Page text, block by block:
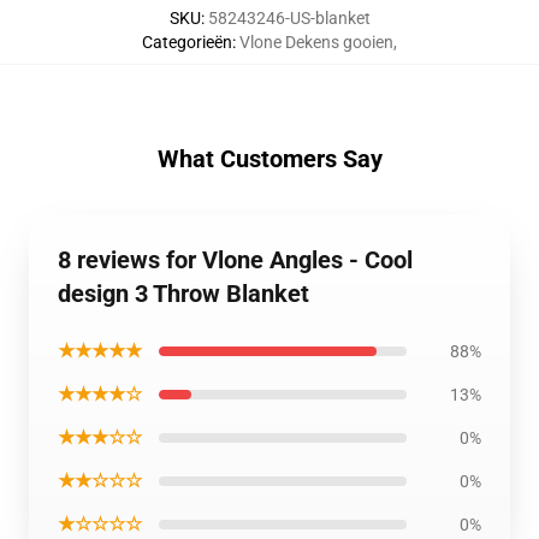
SKU: 58243246-US-blanket
Categorieën:Vlone Dekens gooien,
What Customers Say
8 reviews for Vlone Angles - Cool
design 3 Throw Blanket
★★★★★ 88%
★★★★☆ 13%
★★★☆☆ 0%
★★☆☆☆ 0%
★☆☆☆☆ 0%